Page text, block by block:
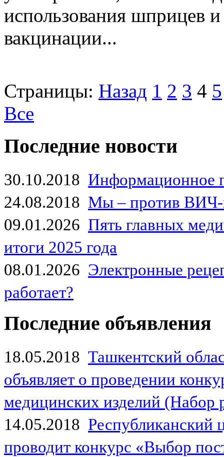
использования шприцев
вакцинации...
Страницы: Назад 1 2 3 4 5
Все
Последние новости
30.10.2018 Информационное
24.08.2018 Мы – против
09.01.2026 Пять главных
итоги 2025 года
08.01.2026 Электронные
работает?
Последние объявления
18.05.2018 Ташкентский
объявляет о проведении
медицинских изделий (Набор
14.05.2018
проводит конкурс «Выбор